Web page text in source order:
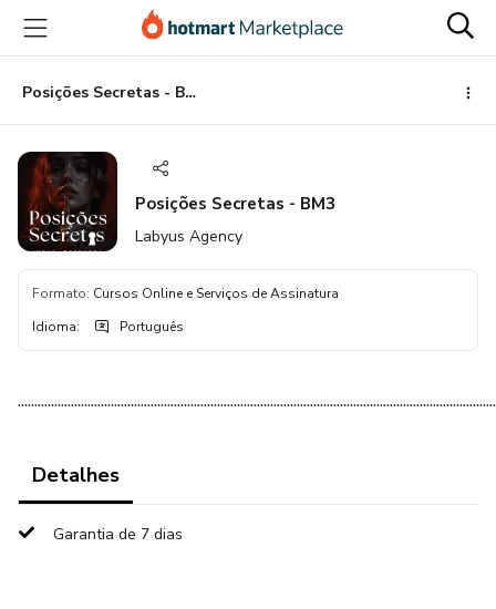
para
conteúdo
principal
para
pagamento
para
rodapé
Posições Secretas - BM3
Posições Secretas - BM3
Labyus Agency
Formato: Cursos Online e Serviços de Assinatura
Idioma: Português
Detalhes
Garantia de 7 dias